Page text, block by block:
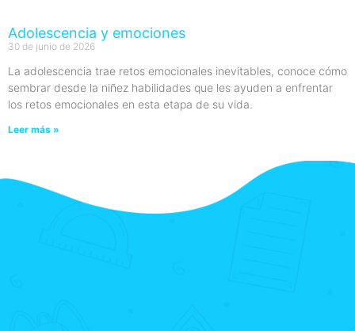
Adolescencia y emociones
30 de junio de 2026
La adolescencia trae retos emocionales inevitables, conoce cómo
sembrar desde la niñez habilidades que les ayuden a enfrentar
los retos emocionales en esta etapa de su vida.
Leer más »